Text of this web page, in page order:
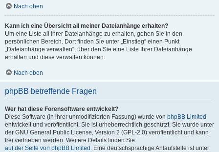
Nach oben
Kann ich eine Übersicht all meiner Dateianhänge erhalten?
Um eine Liste all Ihrer Dateianhänge zu erhalten, gehen Sie in den
persönlichen Bereich. Dort finden Sie unter „Einstieg“ einen Punkt
„Dateianhänge verwalten“, über den Sie eine Liste Ihrer Dateianhänge
erhalten und diese verwalten können.
Nach oben
phpBB betreffende Fragen
Wer hat diese Forensoftware entwickelt?
Diese Software (in ihrer unmodifizierten Fassung) wurde von phpBB Limited
entwickelt und veröffentlicht. Sie ist urheberrechtlich geschützt. Sie wurde unter
der GNU General Public License, Version 2 (GPL-2.0) veröffentlicht und kann
frei vertrieben werden. Weitere Details finden Sie
auf der Seite von phpBB Limited . Eine deutschsprachige Anlaufstelle ist unter